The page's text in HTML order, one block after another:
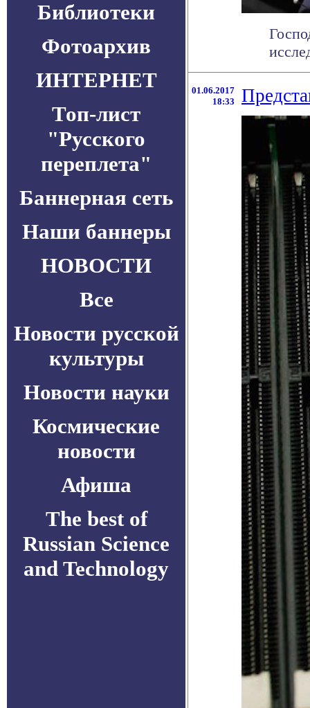
Библиотеки
Фотоархив
ИНТЕРНЕТ
Топ-лист
"Русского
переплета"
Баннерная сеть
Наши баннеры
НОВОСТИ
Все
Новости русской
культуры
Новости науки
Космические
новости
Афиша
The best of
Russian Science
and Technology
01.06.2017
18:33